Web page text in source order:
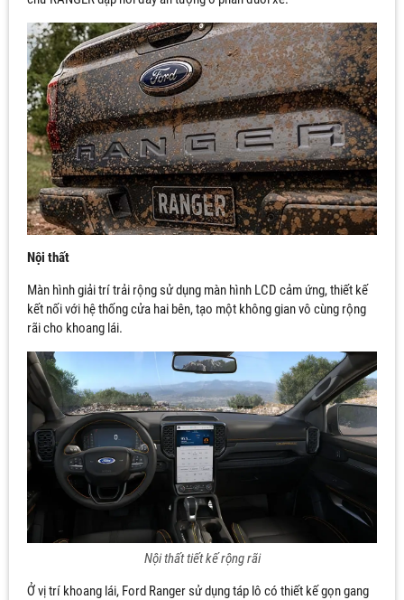
Nội thất
Màn hình giải trí trải rộng sử dụng màn hình LCD cảm ứng, thiết kế
kết nối với hệ thống cửa hai bên, tạo một không gian vô cùng rộng
rãi cho khoang lái.
Nội thất tiết kế rộng rãi
Ở vị trí khoang lái, Ford Ranger sử dụng táp lô có thiết kế gọn gang